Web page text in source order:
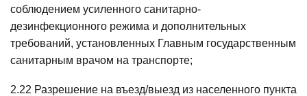
соблюдением усиленного санитарно-
дезинфекционного режима и дополнительных
требований, установленных Главным государственным
санитарным врачом на транспорте;
2.22 Разрешение на въезд/выезд из населенного пункта